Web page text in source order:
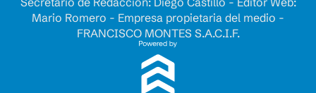
Mario Romero - Empresa propietaria del medio -
FRANCISCO MONTES S.A.C.I.F.